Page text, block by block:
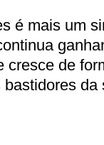
é mais um
cresce de